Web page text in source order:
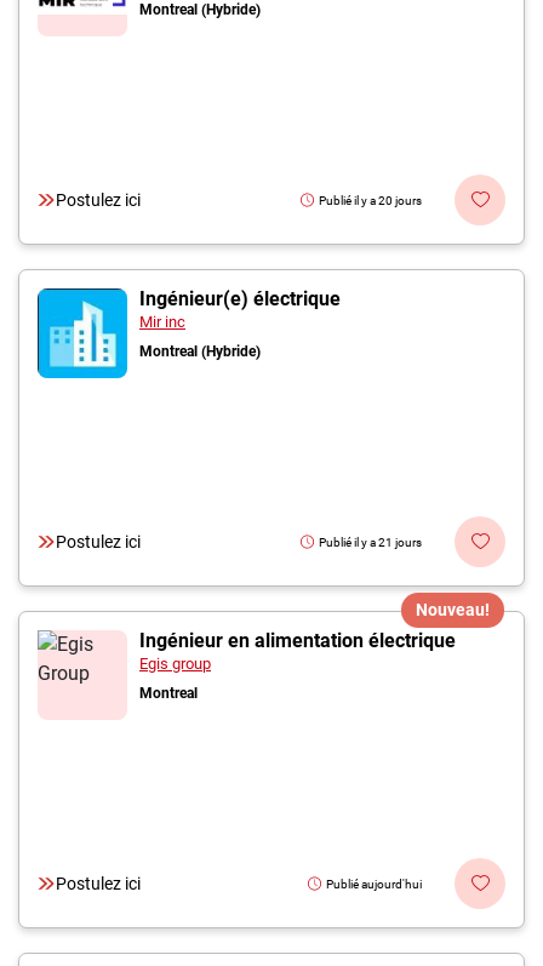
Montreal (Hybride)
Postulez ici Publié il y a 20 jours
Ingénieur(e) électrique
Mir inc
Montreal (Hybride)
Postulez ici Publié il y a 21 jours
Nouveau!
Ingénieur en alimentation électrique
Egis group
Montreal
Postulez ici Publié aujourd'hui